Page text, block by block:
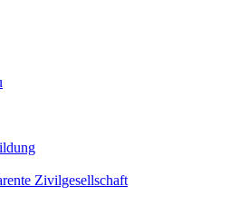
Zivilgesellschaft